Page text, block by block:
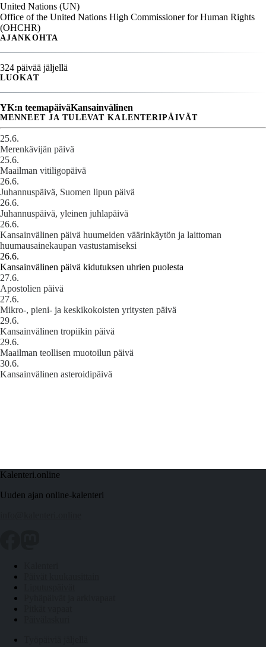
United Nations (UN)
Office of the United Nations High Commissioner for Human Rights
(OHCHR)
AJANKOHTA
324 päivää jäljellä
LUOKAT
YK:n teemapäiväKansainvälinen
MENNEET JA TULEVAT KALENTERIPÄIVÄT
25.6.
Merenkävijän päivä
25.6.
Maailman vitiligopäivä
26.6.
Juhannuspäivä, Suomen lipun päivä
26.6.
Juhannuspäivä, yleinen juhlapäivä
26.6.
Kansainvälinen päivä huumeiden väärinkäytön ja laittoman
huumausainekaupan vastustamiseksi
26.6.
Kansainvälinen päivä kidutuksen uhrien puolesta
27.6.
Apostolien päivä
27.6.
Mikro-, pieni- ja keskikokoisten yritysten päivä
29.6.
Kansainvälinen tropiikin päivä
29.6.
Maailman teollisen muotoilun päivä
30.6.
Kansainvälinen asteroidipäivä
Kalenteri.online
Uuden ajan online-kalenteri